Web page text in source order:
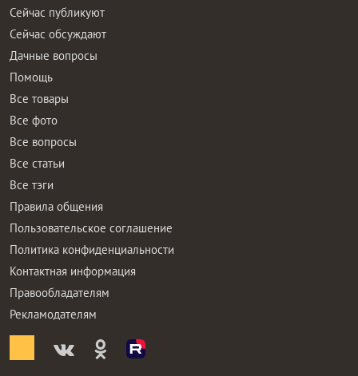
Сейчас публикуют
Сейчас обсуждают
Дачные вопросы
Помощь
Все товары
Все фото
Все вопросы
Все статьи
Все тэги
Правила общения
Пользовательское соглашение
Политика конфиденциальности
Контактная информация
Правообладателям
Рекламодателям